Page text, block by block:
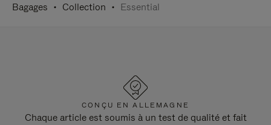
Bagages Collection Essential
CONÇU EN ALLEMAGNE
Chaque article est soumis à un test de qualité et fait